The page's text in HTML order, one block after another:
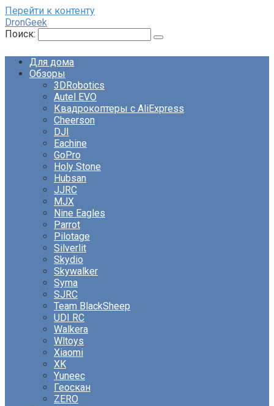
Перейти к контенту
DronGeek
Поиск:
Для дома
Обзоры
3DRobotics
Autel EVO
Квадрокоптеры с AliExpress
Cheerson
DJI
Eachine
GoPro
Holy Stone
Hubsan
JJRC
MJX
Nine Eagles
Parrot
Pilotage
Silverlit
Skydio
Skywalker
Syma
SJRC
Team BlackSheep
UDI RC
Walkera
Wltoys
Xiaomi
XK
Yuneec
Геоскан
ZERO